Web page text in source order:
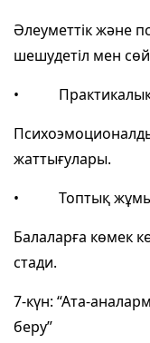
Әлеуметтік және
шешудетіл мен
• Практикалық
жаттығулары.
• Топтық жұмыс
Балаларға көмек
стади.
7-күн: “Ата-
беру”